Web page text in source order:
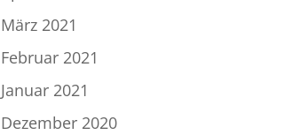
März 2021
Februar 2021
Januar 2021
Dezember 2020